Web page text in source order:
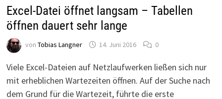
Excel-Datei öffnet langsam – Tabellen
öffnen dauert sehr lange
von Tobias Langner 14. Juni 2016 0
Viele Excel-Dateien auf Netzlaufwerken ließen sich nur
mit erheblichen Wartezeiten öffnen. Auf der Suche nach
dem Grund für die Wartezeit, führte die erste